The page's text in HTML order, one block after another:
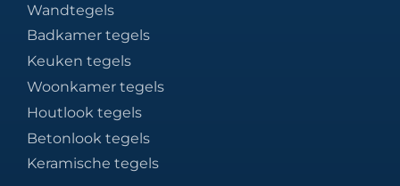
Wandtegels
Badkamer tegels
Keuken tegels
Woonkamer tegels
Houtlook tegels
Betonlook tegels
Keramische tegels